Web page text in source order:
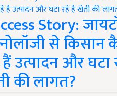
Story:
से किसान
उत्पादन और घटा
की लागत?